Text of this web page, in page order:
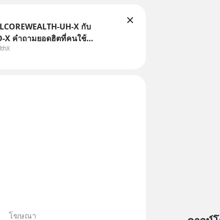
UH-X กับ
X คำถามยอดฮิตที่คนใช้
มเข้ามา
โฆษณา